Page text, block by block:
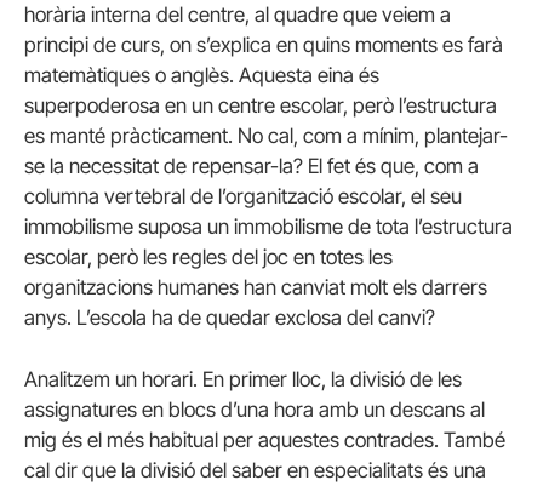
horària interna del centre, al quadre que veiem a
principi de curs, on s’explica en quins moments es farà
matemàtiques o anglès. Aquesta eina és
superpoderosa en un centre escolar, però l’estructura
es manté pràcticament. No cal, com a mínim, plantejar-
se la necessitat de repensar-la? El fet és que, com a
columna vertebral de l’organització escolar, el seu
immobilisme suposa un immobilisme de tota l’estructura
escolar, però les regles del joc en totes les
organitzacions humanes han canviat molt els darrers
anys. L’escola ha de quedar exclosa del canvi?
Analitzem un horari. En primer lloc, la divisió de les
assignatures en blocs d’una hora amb un descans al
mig és el més habitual per aquestes contrades. També
cal dir que la divisió del saber en especialitats és una